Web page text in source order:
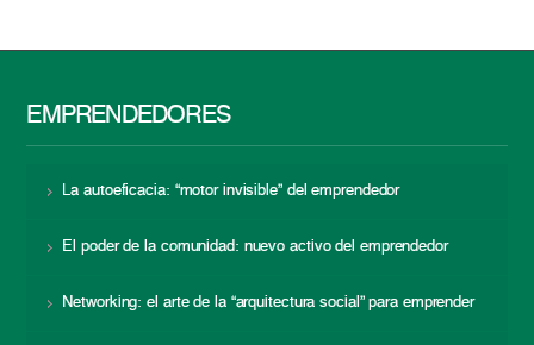
EMPRENDEDORES
La autoeficacia: “motor invisible” del emprendedor
El poder de la comunidad: nuevo activo del emprendedor
Networking: el arte de la “arquitectura social” para emprender